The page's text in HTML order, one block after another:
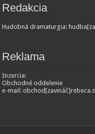
Redakcia
Hudobná dramaturgia:
Reklama
Inzercia:
Obchodné oddelenie
e-mail: